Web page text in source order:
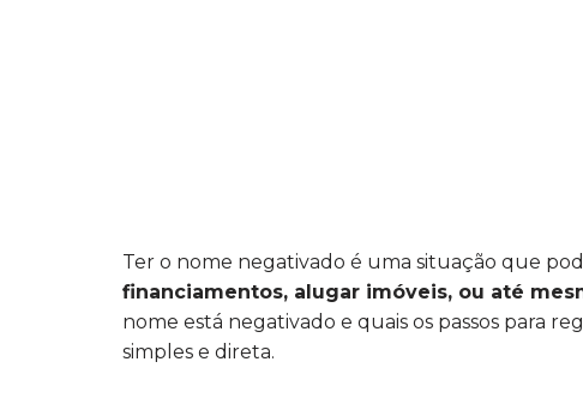
Ter o nome negativado é uma situação que
financiamentos, alugar imóveis, ou até
nome está negativado e quais os passos para
simples e direta.